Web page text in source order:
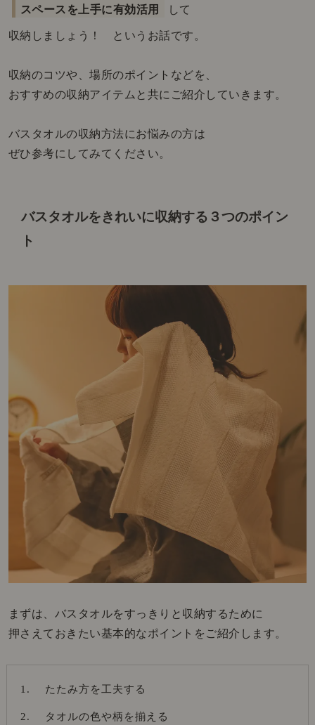
スペースを上手に有効活用 して
収納しましょう！ というお話です。
収納のコツや、場所のポイントなどを、
おすすめの収納アイテムと共にご紹介していきます。
バスタオルの収納方法にお悩みの方は
ぜひ参考にしてみてください。
バスタオルをきれいに収納する３つのポイン
ト
まずは、バスタオルをすっきりと収納するために
押さえておきたい基本的なポイントをご紹介します。
たたみ方を工夫する
タオルの色や柄を揃える